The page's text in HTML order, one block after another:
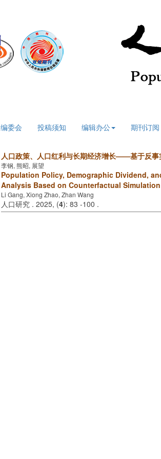
编委会 投稿须知 编辑办公 期刊订阅
人口政策、人口红利与长期经济增长——基于反事
李钢, 熊昭, 展望
Population Policy, Demographic Dividend,
Analysis Based on Counterfactual Simulation
Li Gang, Xiong Zhao, Zhan Wang
人口研究 . 2025, (4): 83 -100 .